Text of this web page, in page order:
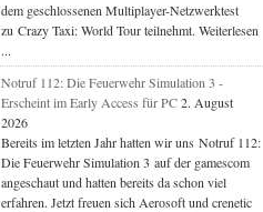
dem geschlossenen Multiplayer-Netzwerktest
zu Crazy Taxi: World Tour teilnehmt. Weiterlesen
...
Notruf 112: Die Feuerwehr Simulation 3 -
Erscheint im Early Access für PC2. August
2026
Bereits im letzten Jahr hatten wir uns Notruf 112:
Die Feuerwehr Simulation 3 auf der gamescom
angeschaut und hatten bereits da schon viel
erfahren. Jetzt freuen sich Aerosoft und crenetic